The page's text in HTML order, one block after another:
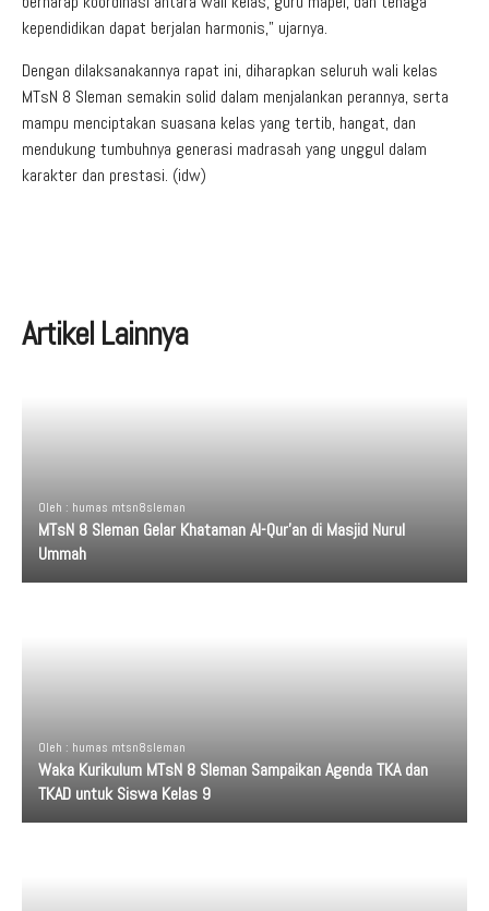
kependidikan dapat berjalan harmonis,” ujarnya.
Dengan dilaksanakannya rapat ini, diharapkan seluruh wali kelas
MTsN 8 Sleman semakin solid dalam menjalankan perannya, serta
mampu menciptakan suasana kelas yang tertib, hangat, dan
mendukung tumbuhnya generasi madrasah yang unggul dalam
karakter dan prestasi. (idw)
Artikel Lainnya
Oleh : humas mtsn8sleman
MTsN 8 Sleman Gelar Khataman Al-Qur’an di Masjid Nurul
Ummah
Oleh : humas mtsn8sleman
Waka Kurikulum MTsN 8 Sleman Sampaikan Agenda TKA dan
TKAD untuk Siswa Kelas 9